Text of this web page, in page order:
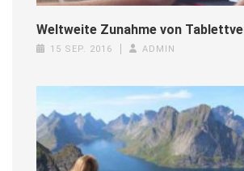
Weltweite Zunahme von
15 SEP. 2016 ADMIN